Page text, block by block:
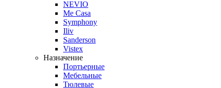
NEVIO
Me Casa
Symphony
Iliv
Sanderson
Vistex
Назначение
Портьерные
Мебельные
Тюлевые